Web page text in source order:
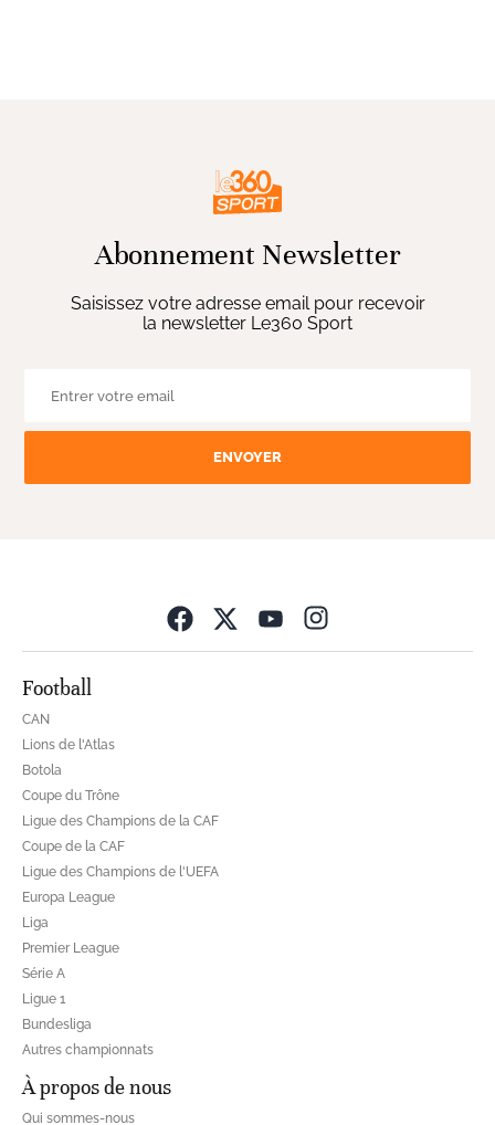
Abonnement Newsletter
Saisissez votre adresse email pour recevoir
la newsletter Le360 Sport
ENVOYER
Football
CAN
Lions de l'Atlas
Botola
Coupe du Trône
Ligue des Champions de la CAF
Coupe de la CAF
Ligue des Champions de l'UEFA
Europa League
Liga
Premier League
Série A
Ligue 1
Bundesliga
Autres championnats
À propos de nous
Qui sommes-nous